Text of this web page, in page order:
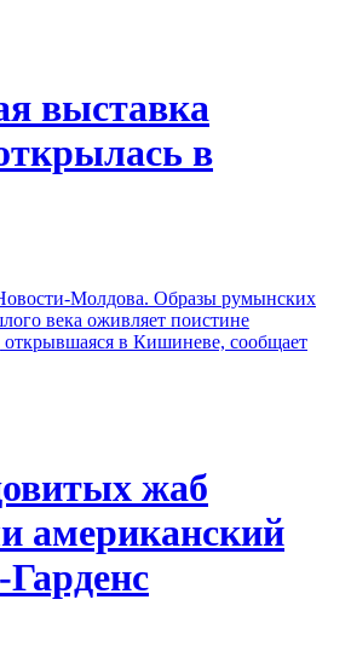
выставка
в
Молдова. Образы румынских
века оживляет поистине
открывшаяся в Кишиневе, сообщает
жаб
американский